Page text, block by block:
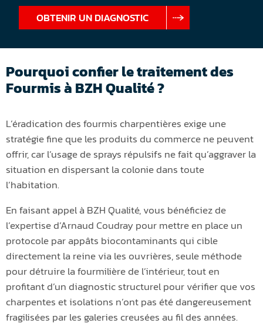
OBTENIR UN DIAGNOSTIC
Pourquoi confier le traitement des
Fourmis à BZH Qualité ?
L’éradication des fourmis charpentières exige une
stratégie fine que les produits du commerce ne peuvent
offrir, car l’usage de sprays répulsifs ne fait qu’aggraver la
situation en dispersant la colonie dans toute
l’habitation.
En faisant appel à BZH Qualité, vous bénéficiez de
l’expertise d’Arnaud Coudray pour mettre en place un
protocole par appâts biocontaminants qui cible
directement la reine via les ouvrières, seule méthode
pour détruire la fourmilière de l’intérieur, tout en
profitant d’un diagnostic structurel pour vérifier que vos
charpentes et isolations n’ont pas été dangereusement
fragilisées par les galeries creusées au fil des années.